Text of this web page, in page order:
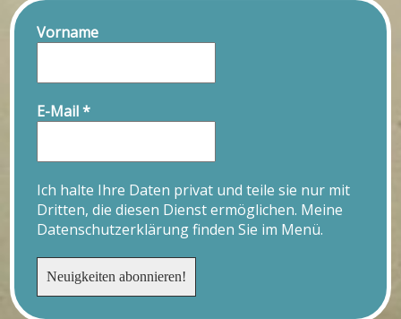
Vorname
E-Mail*
Ich halte Ihre Daten privat und teile sie nur mit
Dritten, die diesen Dienst ermöglichen. Meine
Datenschutzerklärung finden Sie im Menü.